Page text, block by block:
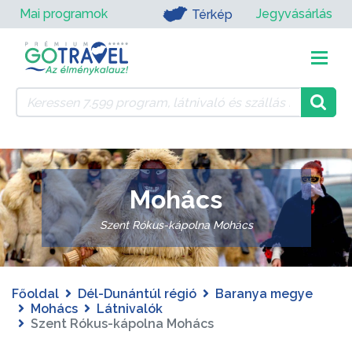
Mai programok Térkép Jegyvásárlás
Mohács
Szent Rókus-kápolna Mohács
Főoldal Dél-Dunántúl régió
Baranya megye
Mohács
Látnivalók
Szent Rókus-kápolna Mohács